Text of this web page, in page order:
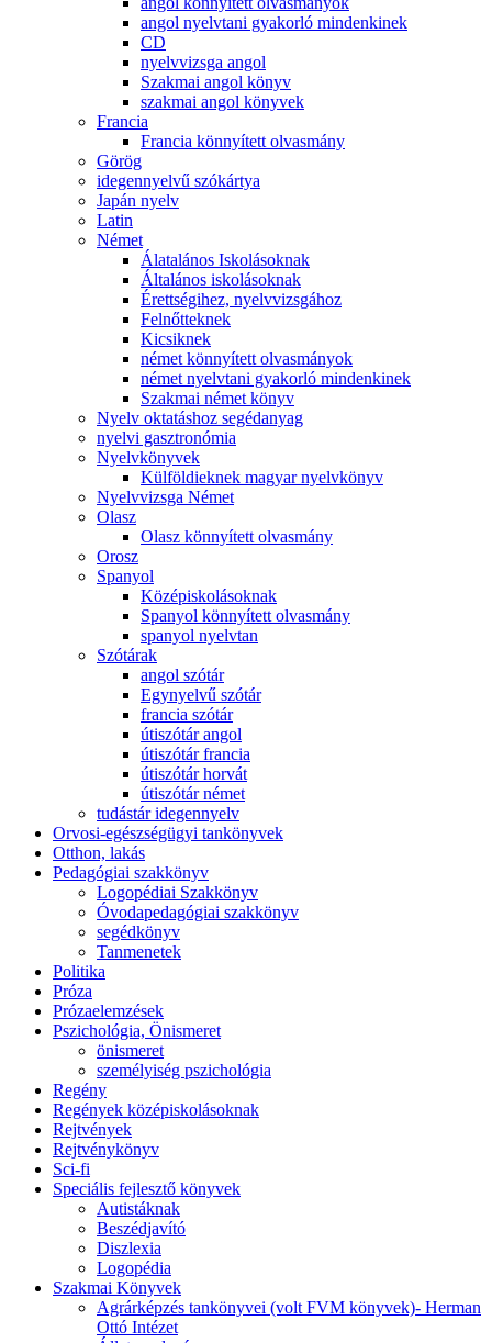
angol nyelvtani gyakorló mindenkinek
CD
nyelvvizsga angol
Szakmai angol könyv
szakmai angol könyvek
Francia
Francia könnyített olvasmány
Görög
idegennyelvű szókártya
Japán nyelv
Latin
Német
Álatalános Iskolásoknak
Általános iskolásoknak
Érettségihez, nyelvvizsgához
Felnőtteknek
Kicsiknek
német könnyített olvasmányok
német nyelvtani gyakorló mindenkinek
Szakmai német könyv
Nyelv oktatáshoz segédanyag
nyelvi gasztronómia
Nyelvkönyvek
Külföldieknek magyar nyelvkönyv
Nyelvvizsga Német
Olasz
Olasz könnyített olvasmány
Orosz
Spanyol
Középiskolásoknak
Spanyol könnyített olvasmány
spanyol nyelvtan
Szótárak
angol szótár
Egynyelvű szótár
francia szótár
útiszótár angol
útiszótár francia
útiszótár horvát
útiszótár német
tudástár idegennyelv
Orvosi-egészségügyi tankönyvek
Otthon, lakás
Pedagógiai szakkönyv
Logopédiai Szakkönyv
Óvodapedagógiai szakkönyv
segédkönyv
Tanmenetek
Politika
Próza
Prózaelemzések
Pszichológia, Önismeret
önismeret
személyiség pszichológia
Regény
Regények középiskolásoknak
Rejtvények
Rejtvénykönyv
Sci-fi
Speciális fejlesztő könyvek
Autistáknak
Beszédjavító
Diszlexia
Logopédia
Szakmai Könyvek
Agrárképzés tankönyvei (volt FVM könyvek)- Herman
Ottó Intézet